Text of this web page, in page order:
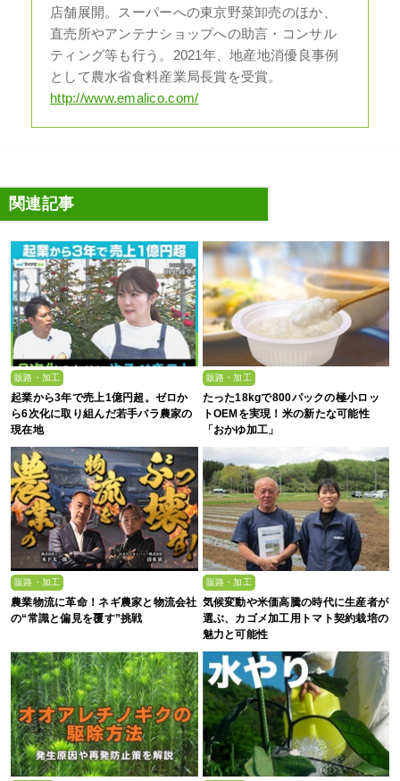
店舗展開。スーパーへの東京野菜卸売のほか、
直売所やアンテナショップへの助言・コンサル
ティング等も行う。2021年、地産地消優良事例
として農水省食料産業局長賞を受賞。
http://www.emalico.com/
関連記事
販路・加工
起業から3年で売上1億円超。ゼロか
ら6次化に取り組んだ若手バラ農家の
現在地
販路・加工
たった18kgで800パックの極小ロッ
トOEMを実現！米の新たな可能性
「おかゆ加工」
販路・加工
農業物流に革命！ネギ農家と物流会社
の“常識と偏見を覆す”挑戦
販路・加工
気候変動や米価高騰の時代に生産者が
選ぶ、カゴメ加工用トマト契約栽培の
魅力と可能性